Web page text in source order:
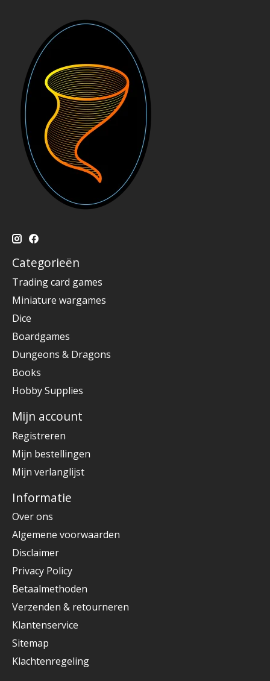
Categorieën
Trading card games
Miniature wargames
Dice
Boardgames
Dungeons & Dragons
Books
Hobby Supplies
Mijn account
Registreren
Mijn bestellingen
Mijn verlanglijst
Informatie
Over ons
Algemene voorwaarden
Disclaimer
Privacy Policy
Betaalmethoden
Verzenden & retourneren
Klantenservice
Sitemap
Klachtenregeling